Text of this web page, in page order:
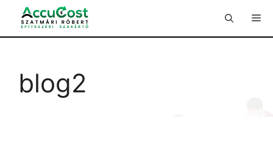
Kilépés
tartalomba
blog2